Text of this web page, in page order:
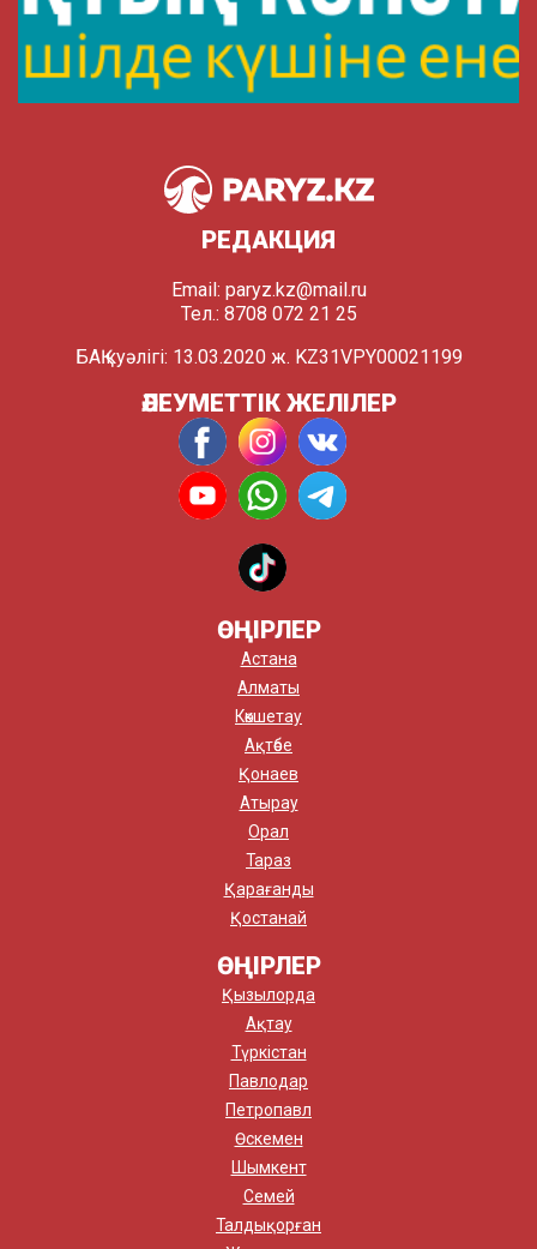
РЕДАКЦИЯ
Email: paryz.kz@mail.ru
Тел.: 8708 072 21 25
БАҚ куәлігі: 13.03.2020 ж. KZ31VPY00021199
ӘЛЕУМЕТТІК ЖЕЛІЛЕР
ӨҢІРЛЕР
Астана
Алматы
Көкшетау
Ақтөбе
Қонаев
Атырау
Орал
Тараз
Қарағанды
Қостанай
ӨҢІРЛЕР
Қызылорда
Ақтау
Түркістан
Павлодар
Петропавл
Өскемен
Шымкент
Семей
Талдықорған